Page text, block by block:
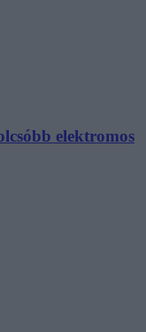
elektromos